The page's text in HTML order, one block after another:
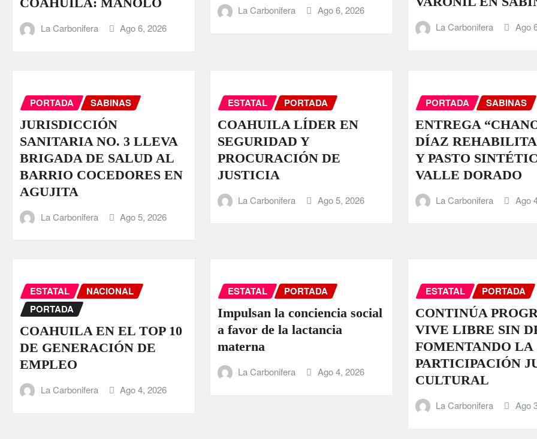
La Carbonifera Ago 6, 2026
La Carbonifera Ago 6, 2026
La Carbonifera Ago
PORTADA SABINAS
JURISDICCIÓN
SANITARIA NO. 3 LLEVA
BRIGADA DE SALUD AL
BARRIO COCEDORES EN
AGUJITA
La Carbonifera Ago 5, 2026
ESTATAL PORTADA
COAHUILA LÍDER EN
SEGURIDAD Y
PROCURACIÓN DE
JUSTICIA
La Carbonifera Ago 5, 2026
PORTADA SABINAS
ENTREGA
DÍAZ
Y PASTO
VALLE DORADO
La Carbonifera Ago
ESTATAL
NACIONAL
PORTADA
COAHUILA EN EL TOP 10
DE GENERACIÓN DE
EMPLEO
La Carbonifera Ago 4, 2026
ESTATAL PORTADA
Impulsan la conciencia social
a favor de la lactancia
materna
La Carbonifera Ago 4, 2026
ESTATAL PORTADA
CONTINÚA
VIVE LIBRE SIN
FOMENTANDO LA
PARTICIPACIÓN
CULTURAL
La Carbonifera Ago